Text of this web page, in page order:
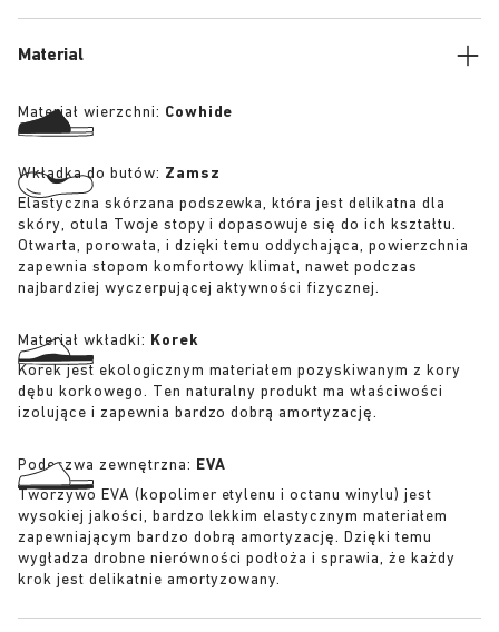
Material
Materiał wierzchni: Cowhide
Wkładka do butów: Zamsz
Elastyczna skórzana podszewka, która jest delikatna dla
skóry, otula Twoje stopy i dopasowuje się do ich kształtu.
Otwarta, porowata, i dzięki temu oddychająca, powierzchnia
zapewnia stopom komfortowy klimat, nawet podczas
najbardziej wyczerpującej aktywności fizycznej.
Materiał wkładki: Korek
Korek jest ekologicznym materiałem pozyskiwanym z kory
dębu korkowego. Ten naturalny produkt ma właściwości
izolujące i zapewnia bardzo dobrą amortyzację.
Podeszwa zewnętrzna: EVA
Tworzywo EVA (kopolimer etylenu i octanu winylu) jest
wysokiej jakości, bardzo lekkim elastycznym materiałem
zapewniającym bardzo dobrą amortyzację. Dzięki temu
wygładza drobne nierówności podłoża i sprawia, że każdy
krok jest delikatnie amortyzowany.